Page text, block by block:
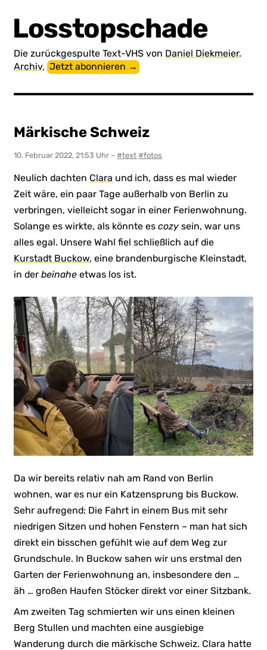
Losstopschade
Die zurück­gespulte Text-VHS von Daniel Diekmeier.
Archiv.Jetzt abonnieren →
Märkische Schweiz
10. Februar 2022, 21:53 Uhr –#text #fotos
Neulich dachten Clara und ich, dass es mal wieder
Zeit wäre, ein paar Tage außerhalb von Berlin zu
verbringen, vielleicht sogar in einer Ferienwohnung.
Solange es wirkte, als könnte escozy sein, war uns
alles egal. Unsere Wahl fiel schließlich auf die
Kurstadt Buckow, eine brandenburgische Kleinstadt,
in derbeinahe etwas los ist.
Da wir bereits relativ nah am Rand von Berlin
wohnen, war es nur ein Katzensprung bis Buckow.
Sehr aufregend: Die Fahrt in einem Bus mit sehr
niedrigen Sitzen und hohen Fenstern – man hat sich
direkt ein bisschen gefühlt wie auf dem Weg zur
Grundschule. In Buckow sahen wir uns erstmal den
Garten der Ferienwohnung an, insbesondere den …
äh … großen Haufen Stöcker direkt vor einer Sitzbank.
Am zweiten Tag schmierten wir uns einen kleinen
Berg Stullen und machten eine ausgiebige
Wanderung durch die märkische Schweiz. Clara hatte